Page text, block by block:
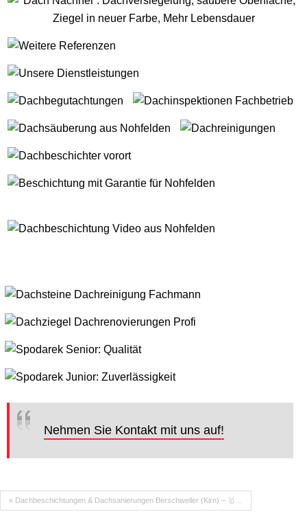
Nehmen Sie Kontakt mit uns auf!
« Dachbeschichtungen & Dachsanierungen Berschweiler (Kirn) – 🥇…